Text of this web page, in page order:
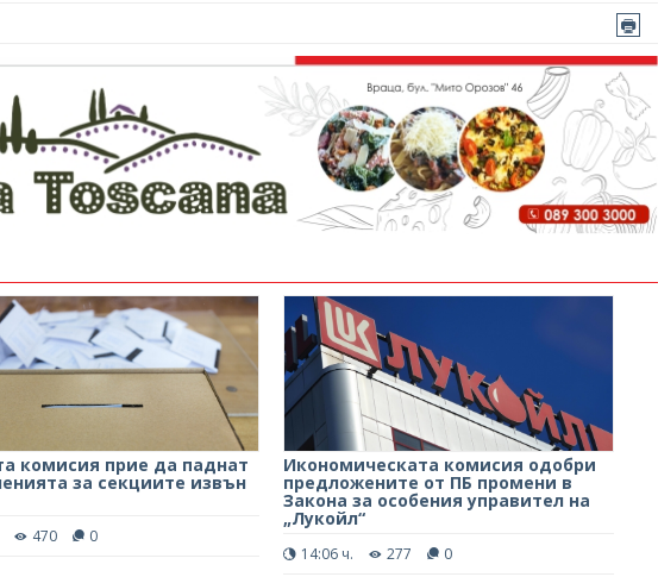
комисия прие да паднат
за секциите извън
470 0
Икономическата комисия одобри
предложените от ПБ промени в
Закона за особения управител на
„Лукойл“
14:06 ч. 277 0